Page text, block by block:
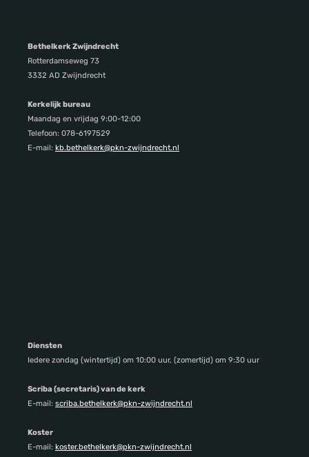
Bethelkerk Zwijndrecht
Rotterdamseweg 73
3332 AD Zwijndrecht
Kerkelijk bureau
Maandag en vrijdag 9:00-12:00
Telefoon: 078-6197529
E-mail: kb.bethelkerk@pkn-zwijndrecht.nl
Diensten
Iedere zondag (wintertijd) om 10:00 uur, (zomertijd) om 9:30 uur
Scriba (secretaris) van de kerk
E-mail: scriba.bethelkerk@pkn-zwijndrecht.nl
Koster
E-mail: koster.bethelkerk@pkn-zwijndrecht.nl